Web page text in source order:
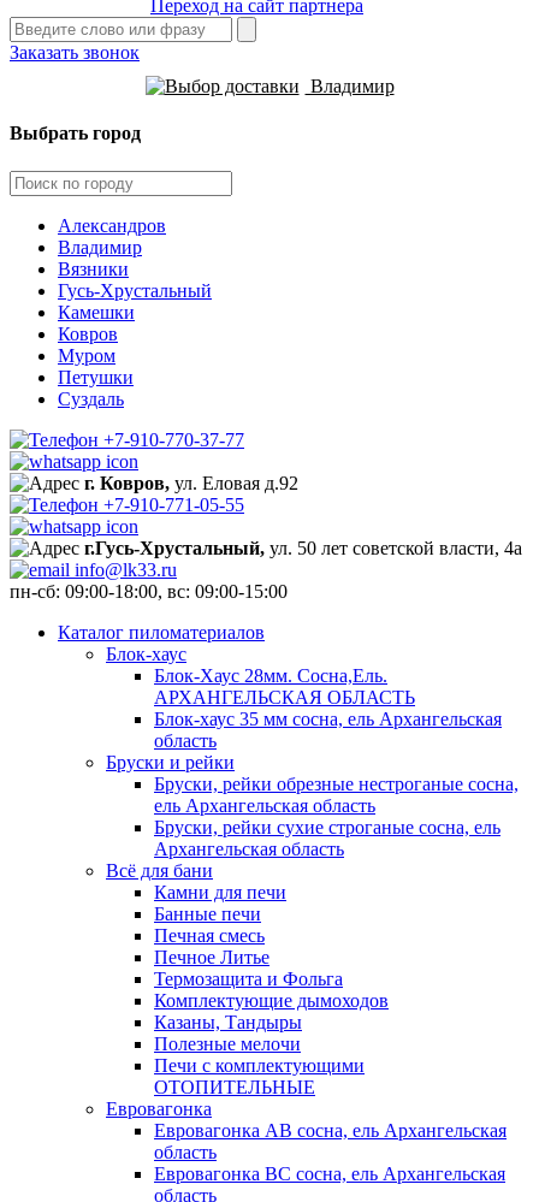
Переход на сайт партнера
Заказать звонок
Владимир
Выбрать город
Александров
Владимир
Вязники
Гусь-Хрустальный
Камешки
Ковров
Муром
Петушки
Суздаль
+7-910-770-37-77
г. Ковров, ул. Еловая д.92
+7-910-771-05-55
г.Гусь-Хрустальный, ул. 50 лет советской власти, 4а
info@lk33.ru
пн-сб: 09:00-18:00, вс: 09:00-15:00
Каталог пиломатериалов
Блок-хаус
Блок-Хаус 28мм. Сосна,Ель.
АРХАНГЕЛЬСКАЯ ОБЛАСТЬ
Блок-хаус 35 мм сосна, ель Архангельская
область
Бруски и рейки
Бруски, рейки обрезные нестроганые сосна,
ель Архангельская область
Бруски, рейки сухие строганые сосна, ель
Архангельская область
Всё для бани
Камни для печи
Банные печи
Печная смесь
Печное Литье
Термозащита и Фольга
Комплектующие дымоходов
Казаны, Тандыры
Полезные мелочи
Печи с комплектующими
ОТОПИТЕЛЬНЫЕ
Евровагонка
Евровагонка АВ сосна, ель Архангельская
область
Евровагонка ВС сосна, ель Архангельская
область